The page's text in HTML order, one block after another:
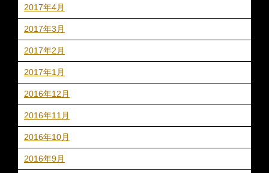
2017年4月
2017年3月
2017年2月
2017年1月
2016年12月
2016年11月
2016年10月
2016年9月